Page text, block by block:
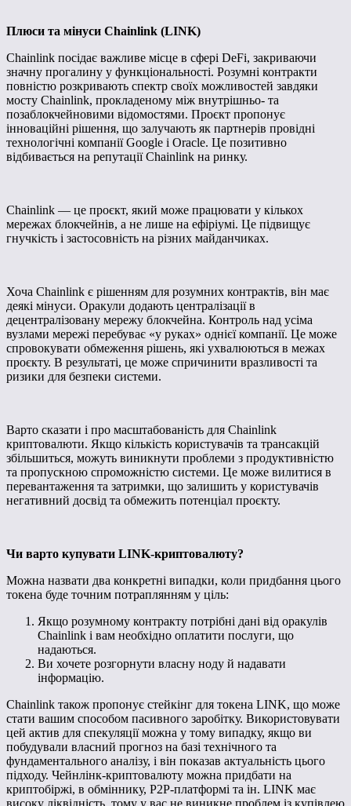
Плюси та мінуси Chainlink (LINK)
Chainlink посідає важливе місце в сфері DeFi, закриваючи
значну прогалину у функціональності. Розумні контракти
повністю розкривають спектр своїх можливостей завдяки
мосту Chainlink, прокладеному між внутрішньо- та
позаблокчейновими відомостями. Проєкт пропонує
інноваційні рішення, що залучають як партнерів провідні
технологічні компанії Google і Oracle. Це позитивно
відбивається на репутації Chainlink на ринку.
Chainlink — це проєкт, який може працювати у кількох
мережах блокчейнів, а не лише на ефіріумі. Це підвищує
гнучкість і застосовність на різних майданчиках.
Хоча Chainlink є рішенням для розумних контрактів, він має
деякі мінуси. Оракули додають централізації в
децентралізовану мережу блокчейна. Контроль над усіма
вузлами мережі перебуває «у руках» однієї компанії. Це може
спровокувати обмеження рішень, які ухвалюються в межах
проєкту. В результаті, це може спричинити вразливості та
ризики для безпеки системи.
Варто сказати і про масштабованість для Chainlink
криптовалюти. Якщо кількість користувачів та трансакцій
збільшиться, можуть виникнути проблеми з продуктивністю
та пропускною спроможністю системи. Це може вилитися в
перевантаження та затримки, що залишить у користувачів
негативний досвід та обмежить потенціал проєкту.
Чи варто купувати LINK-криптовалюту?
Можна назвати два конкретні випадки, коли придбання цього
токена буде точним потраплянням у ціль:
Якщо розумному контракту потрібні дані від оракулів
Chainlink і вам необхідно оплатити послуги, що
надаються.
Ви хочете розгорнути власну ноду й надавати
інформацію.
Chainlink також пропонує стейкінг для токена LINK, що може
стати вашим способом пасивного заробітку. Використовувати
цей актив для спекуляції можна у тому випадку, якщо ви
побудували власний прогноз на базі технічного та
фундаментального аналізу, і він показав актуальність цього
підходу. Чейнлінк-криптовалюту можна придбати на
криптобіржі, в обміннику, P2P-платформі та ін. LINK має